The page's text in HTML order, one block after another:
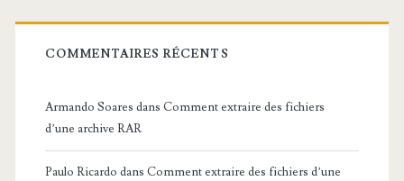
COMMENTAIRES RÉCENTS
Armando Soares dans Comment extraire des fichiers
d’une archive RAR
Paulo Ricardo dans Comment extraire des fichiers d’une